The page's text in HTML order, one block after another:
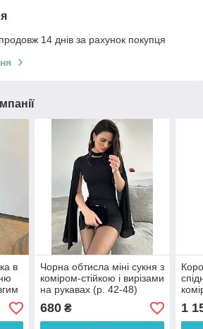
14 днів за рахунок покупця
в
Чорна обтисла міні сукня з
коміром-стійкою і вирізами
на рукавах (р. 42-48)
80036261
680₴ 1